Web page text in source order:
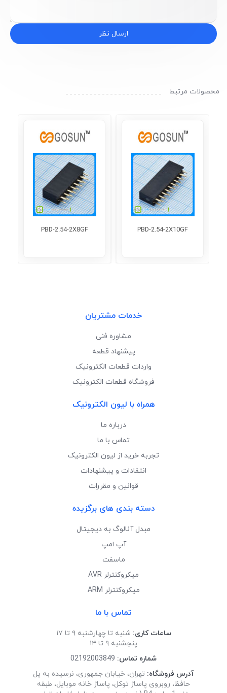
ارسال نظر
محصولات مرتبط
PBD-2.54-2X10GF
PBD-2.54-2X8GF
خدمات مشتریان
مشاوره فنی
پیشنهاد قطعه
واردات قطعات الکترونیک
فروشگاه قطعات الکترونیک
همراه با لیون الکترونیک
درباره ما
تماس با ما
تجربه خرید از لیون الکترونیک
انتقادات و پیشنهادات
قوانین و مقررات
دسته بندی های برگزیده
مبدل آنالوگ به دیجیتال
آپ امپ
ماسفت
میکروکنترلر AVR
میکروکنترلر ARM
تماس با ما
ساعات کاری: شنبه تا چهارشنبه ۹ تا ۱۷
پنجشنبه ۹ تا ۱۴
شماره تماس: 02192003849
آدرس فروشگاه: تهران، خیابان جمهوری، نرسیده به پل
حافظ، روبروی پاساژ توکل، پاساژ خانه موبایل، طبقه